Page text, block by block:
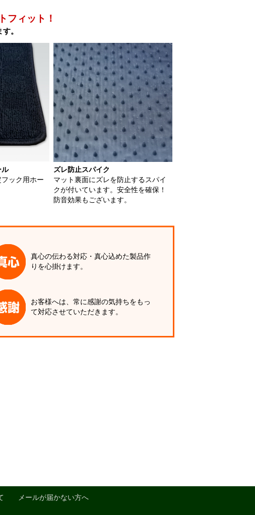
フィット！
。
ル
ック用ホー
ズレ防止スパイク
マット裏面にズレを防止するスパイ
クが付いています。安全性を確保！
防音効果もございます。
真心の伝わる対応・真心込めた製品作
りを心掛けます。
お客様へは、常に感謝の気持ちをもっ
て対応させていただきます。
メールが届かない方へ